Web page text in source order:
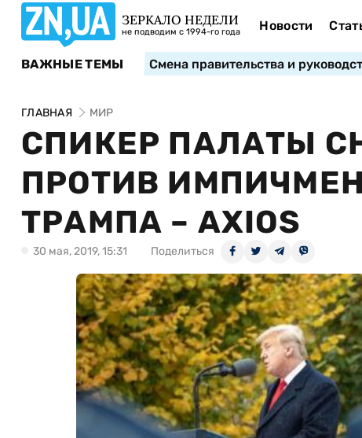
ЗЕРКАЛО НЕДЕЛИ
не подводим с 1994-го года Новости
ВАЖНЫЕ ТЕМЫ Смена правительства и
ГЛАВНАЯ МИР
СПИКЕР ПАЛАТЫ
ПРОТИВ
ТРАМПА – AXIOS
30 мая, 2019, 15:31 Поделиться